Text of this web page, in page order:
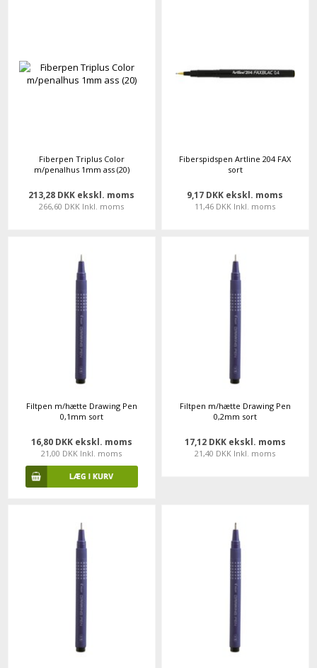
Fiberpen Triplus Color
m/penalhus 1mm ass (20)
213,28 DKK ekskl. moms
266,60 DKK Inkl. moms
Fiberspidspen Artline 204 FAX
sort
9,17 DKK ekskl. moms
11,46 DKK Inkl. moms
Filtpen m/hætte Drawing Pen
0,1mm sort
16,80 DKK ekskl. moms
21,00 DKK Inkl. moms
Filtpen m/hætte Drawing Pen
0,2mm sort
17,12 DKK ekskl. moms
21,40 DKK Inkl. moms